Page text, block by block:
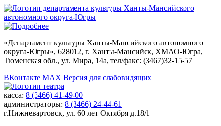
«Департамент культуры Ханты-Мансийского автономного
округа-Югры», 628012, г. Ханты-Мансийск, ХМАО-Югра,
Тюменская обл., ул. Мира, 14а, тел/факс: (3467)32-15-57
ВКонтакте MAX Версия для слабовидящих
касса: 8 (3466) 41-49-00
администраторы: 8 (3466) 24-44-61
г.Нижневартовск, ул. 60 лет Октября д.18/1